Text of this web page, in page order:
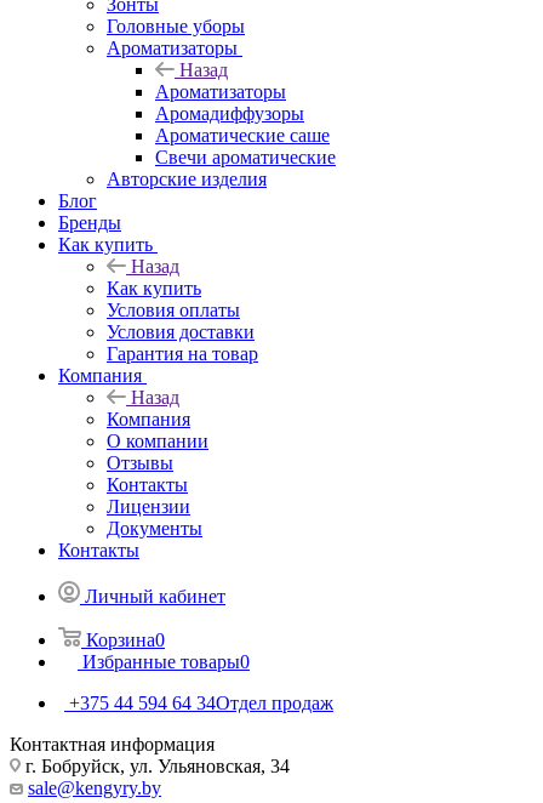
Зонты
Головные уборы
Ароматизаторы
Назад
Ароматизаторы
Аромадиффузоры
Ароматические саше
Свечи ароматические
Авторские изделия
Блог
Бренды
Как купить
Назад
Как купить
Условия оплаты
Условия доставки
Гарантия на товар
Компания
Назад
Компания
О компании
Отзывы
Контакты
Лицензии
Документы
Контакты
Личный кабинет
Корзина0
Избранные товары0
+375 44 594 64 34Отдел продаж
Контактная информация
г. Бобруйск, ул. Ульяновская, 34
sale@kengyry.by